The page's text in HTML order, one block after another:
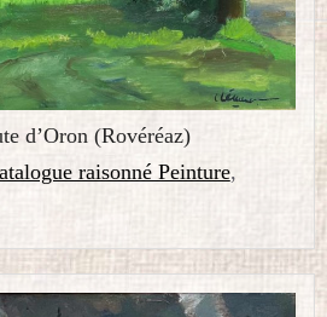
d’Oron (Rovéréaz)
raisonné Peinture,